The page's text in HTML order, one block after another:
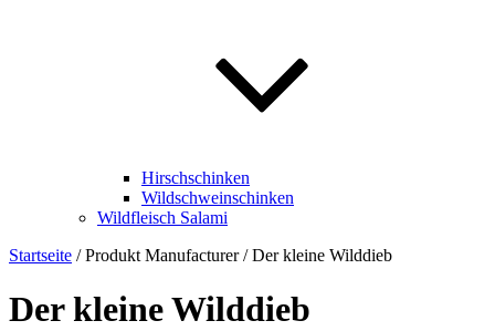
Hirschschinken
Wildschweinschinken
Wildfleisch Salami
Startseite / Produkt Manufacturer / Der kleine Wilddieb
Der kleine Wilddieb